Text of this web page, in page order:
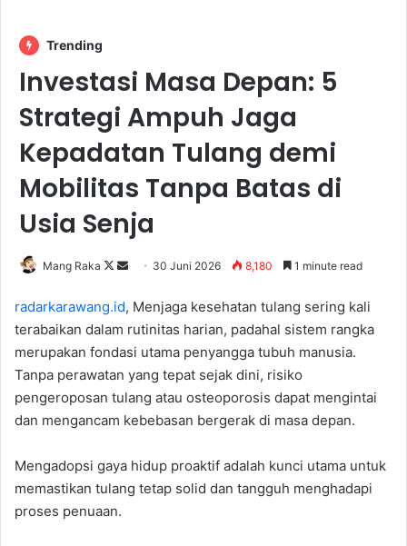
Trending
Investasi Masa Depan: 5
Strategi Ampuh Jaga
Kepadatan Tulang demi
Mobilitas Tanpa Batas di
Usia Senja
Mang Raka
Follow
X
Send
email
30 Juni 2026 8,180 1 minute read
radarkarawang.id, Menjaga kesehatan tulang sering kali
terabaikan dalam rutinitas harian, padahal sistem rangka
merupakan fondasi utama penyangga tubuh manusia.
Tanpa perawatan yang tepat sejak dini, risiko
pengeroposan tulang atau osteoporosis dapat mengintai
dan mengancam kebebasan bergerak di masa depan.
Mengadopsi gaya hidup proaktif adalah kunci utama untuk
memastikan tulang tetap solid dan tangguh menghadapi
proses penuaan.